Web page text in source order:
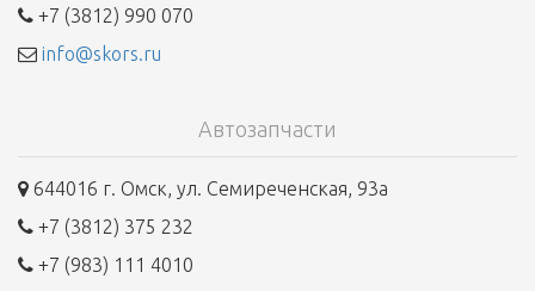
+7 (3812) 990 070
info@skors.ru
Автозапчасти
644016 г. Омск, ул. Семиреченская, 93а
+7 (3812) 375 232
+7 (983) 111 4010